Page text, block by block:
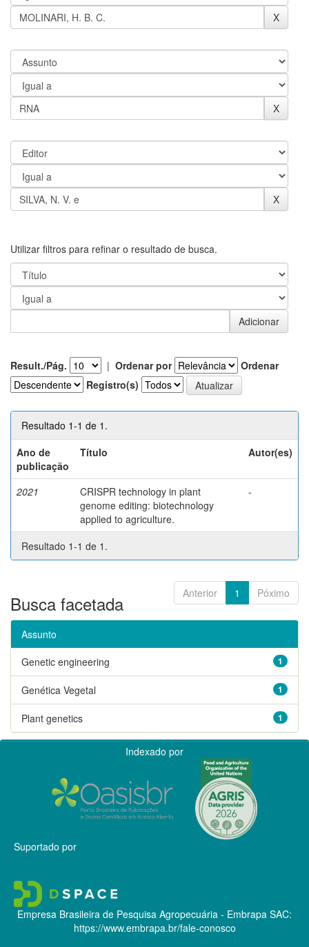
Utilizar filtros para refinar o resultado de busca.
Result./Pág. | Ordenar por
Ordenar
Registro(s)
Resultado 1-1 de 1.
Ano de
publicação
Título Autor(es)
2021
CRISPR technology in plant
genome editing: biotechnology
applied to agriculture.
-
Resultado 1-1 de 1.
Anterior 1 Póximo
Busca facetada
Assunto
1
Genetic engineering
1
Genética Vegetal
1
Plant genetics
Indexado por
Suportado por
Empresa Brasileira de Pesquisa Agropecuária - Embrapa SAC:
https://www.embrapa.br/fale-conosco